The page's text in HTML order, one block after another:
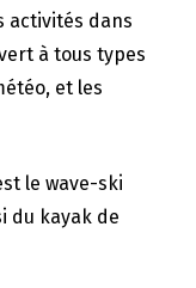
activités dans
à tous types
et les
le wave-ski
du kayak de